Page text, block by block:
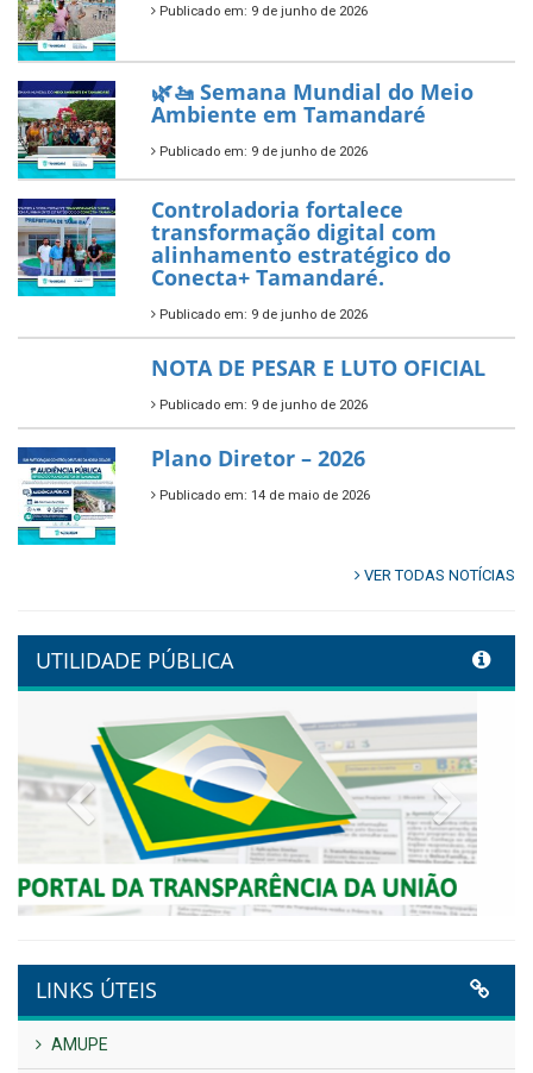
Publicado em: 10 de junho de 2026
novos investimentos para
fortalecer a saúde pública do
município.
Publicado em: 10 de junho de 2026
Prefeitura de Tamandaré abre
inscrições para o Festival
Multicultural PNAB 2026
Publicado em: 9 de junho de 2026
🌳🌱 Projeto Arborização Urbana!
Publicado em: 9 de junho de 2026
🌿🚤 Semana Mundial do Meio
Ambiente em Tamandaré
alinhamento estratégico do
Conecta+ Tamandaré.
NOTA DE PESAR E LUTO OFICIAL
Publicado em: 9 de junho de 2026
Plano Diretor – 2026
Publicado em: 14 de maio de 2026
VER TODAS NOTÍCIAS
UTILIDADE PÚBLICA